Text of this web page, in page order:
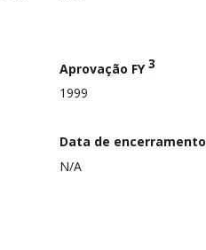
Aprovação FY3
1999
Data de encerramento
N/A